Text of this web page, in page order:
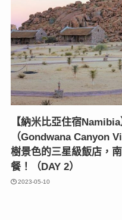
【納米比亞住宿
（Gondwana Canyon
樹景色的三星級飯店，
餐！（DAY 2）
2023-05-10